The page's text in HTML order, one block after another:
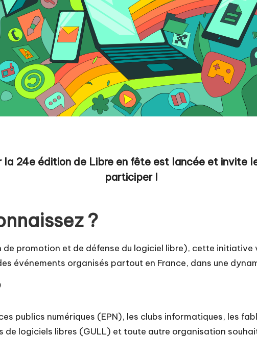
la 24e édition de Libre en fête est lancée et invite
participer !
?
promotion et de défense du logiciel libre), cette initiative
événements organisés partout en France, dans une
publics numériques (EPN), les clubs informatiques, les
de logiciels libres (GULL) et toute autre organisation